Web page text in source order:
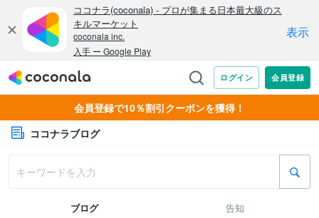
会員登録で10％割引クーポンを獲得！
ココナラブログ
ブログ 告知